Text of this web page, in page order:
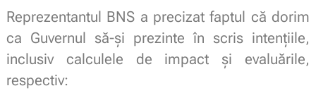
Reprezentantul BNS a precizat faptul că dorim
ca Guvernul să-și prezinte în scris intențiile,
inclusiv calculele de impact și evaluările,
respectiv: